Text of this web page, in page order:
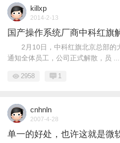
killxp
2014-2-13
国产操作系统厂商中科红旗
2月10日，中科红旗北京总部的
通知全体员工，公司正式解散，员 ...
2958 1
cnhnln
2007-4-28
单一的好处，也许这就是微